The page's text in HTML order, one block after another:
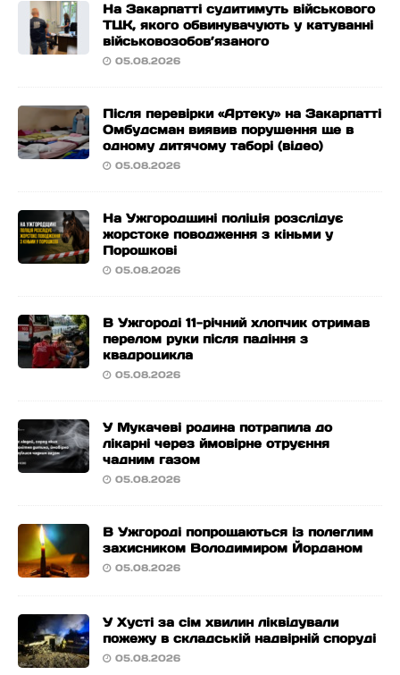
На Закарпатті судитимуть військового
ТЦК, якого обвинувачують у катуванні
військовозобов’язаного
05.08.2026
Після перевірки «Артеку» на Закарпатті
Омбудсман виявив порушення ще в
одному дитячому таборі (відео)
05.08.2026
На Ужгородщині поліція розслідує
жорстоке поводження з кіньми у
Порошкові
05.08.2026
В Ужгороді 11-річний хлопчик отримав
перелом руки після падіння з
квадроцикла
05.08.2026
У Мукачеві родина потрапила до
лікарні через ймовірне отруєння
чадним газом
05.08.2026
В Ужгороді попрощаються із полеглим
захисником Володимиром Йорданом
05.08.2026
У Хусті за сім хвилин ліквідували
пожежу в складській надвірній споруді
05.08.2026